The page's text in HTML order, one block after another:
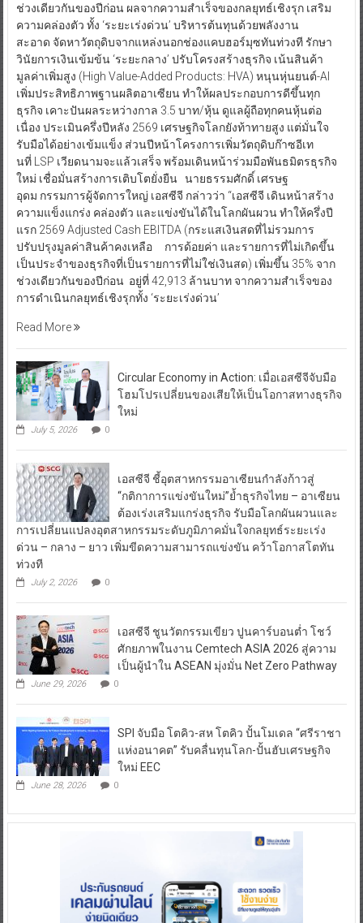
ช่วงเดียวกันของปีก่อน ผลจากความสำเร็จของกลยุทธ์เชิงรุก เสริม
ความคล่องตัว ทั้ง ‘ระยะเร่งด่วน’ บริหารต้นทุนด้วยพลังงาน
สะอาด จัดหาวัตถุดิบจากแหล่งนอกช่องแคบฮอร์มุซทันท่วงที รักษา
วินัยการเงินเข้มข้น ‘ระยะกลาง’ ปรับโครงสร้างธุรกิจ เน้นสินค้า
มูลค่าเพิ่มสูง (High Value-Added Products: HVA) หนุนหุ่นยนต์-AI
เพิ่มประสิทธิภาพฐานผลิตอาเซียน ทำให้ผลประกอบการดีขึ้นทุก
ธุรกิจ เคาะปันผลระหว่างกาล 3.5 บาท/หุ้น ดูแลผู้ถือทุกคนหุ้นต่อ
เนื่อง ประเมินครึ่งปีหลัง 2569 เศรษฐกิจโลกยังท้าทายสูง แต่มั่นใจ
รับมือได้อย่างเข้มแข็ง ส่วนปีหน้าโครงการเพิ่มวัตถุดิบก๊าซอีเท
นที่ LSP เวียดนามจะแล้วเสร็จ พร้อมเดินหน้าร่วมมือพันธมิตรธุรกิจ
ใหม่ เชื่อมั่นสร้างการเติบโตยั่งยืน นายธรรมศักดิ์ เศรษฐ
อุดม กรรมการผู้จัดการใหญ่ เอสซีจี กล่าวว่า “เอสซีจี เดินหน้าสร้าง
ความแข็งแกร่ง คล่องตัว และแข่งขันได้ในโลกผันผวน ทำให้ครึ่งปี
แรก 2569 Adjusted Cash EBITDA (กระแสเงินสดที่ไม่รวมการ
ปรับปรุงมูลค่าสินค้าคงเหลือ การด้อยค่า และรายการที่ไม่เกิดขึ้น
เป็นประจำของธุรกิจที่เป็นรายการที่ไม่ใช่เงินสด) เพิ่มขึ้น 35% จาก
ช่วงเดียวกันของปีก่อน อยู่ที่ 42,913 ล้านบาท จากความสำเร็จของ
การดำเนินกลยุทธ์เชิงรุกทั้ง ‘ระยะเร่งด่วน’
Read More
Circular Economy in Action: เมื่อเอสซีจีจับมือ
โฮมโปรเปลี่ยนของเสียให้เป็นโอกาสทางธุรกิจ
ใหม่
July 5, 2026 0
เอสซีจี ชี้อุตสาหกรรมอาเซียนกำลังก้าวสู่
“กติกาการแข่งขันใหม่”ย้ำธุรกิจไทย – อาเซียน
ต้องเร่งเสริมแกร่งธุรกิจ รับมือโลกผันผวนและ
การเปลี่ยนแปลงอุตสาหกรรมระดับภูมิภาคมั่นใจกลยุทธ์ระยะเร่ง
ด่วน – กลาง – ยาว เพิ่มขีดความสามารถแข่งขัน คว้าโอกาสโตทัน
ท่วงที
July 2, 2026 0
เอสซีจี ชูนวัตกรรมเขียว ปูนคาร์บอนต่ำ โชว์
ศักยภาพในงาน Cemtech ASIA 2026 สู่ความ
เป็นผู้นำใน ASEAN มุ่งมั่น Net Zero Pathway
June 29, 2026 0
SPI จับมือ โตคิว-สห โตคิว ปั้นโมเดล “ศรีราชา
แห่งอนาคต” รับคลื่นทุนโลก-ปั้นฮับเศรษฐกิจ
ใหม่ EEC
June 28, 2026 0